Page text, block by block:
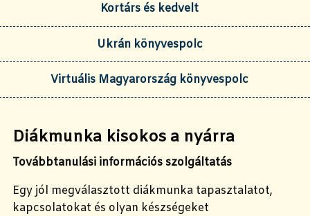
Kortárs és kedvelt
Ukrán könyvespolc
Virtuális Magyarország könyvespolc
Diákmunka kisokos a nyárra
Továbbtanulási információs szolgáltatás
Egy jól megválasztott diákmunka tapasztalatot,
kapcsolatokat és olyan készségeket